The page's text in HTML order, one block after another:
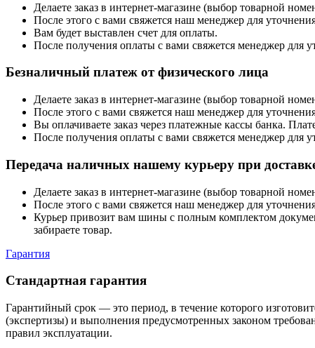
Делаете заказ в интернет-магазине (выбор товарной
После этого с вами свяжется наш менеджер для уточнения
Вам будет выставлен счет для оплаты.
После получения оплаты с вами свяжется менеджер для
Безналичный платеж от физического лица
Делаете заказ в интернет-магазине (выбор товарной
После этого с вами свяжется наш менеджер для уточнения
Вы оплачиваете заказ через платежные кассы банка.
После получения оплаты с вами свяжется менеджер для
Передача наличных нашему курьеру при
Делаете заказ в интернет-магазине (выбор товарной
После этого с вами свяжется наш менеджер для уточнения
Курьер привозит вам шины с полным комплектом
забираете товар.
Гарантия
Стандартная гарантия
Гарантийный срок — это период, в течение которого
(экспертизы) и выполнения предусмотренных законом
правил эксплуатации.